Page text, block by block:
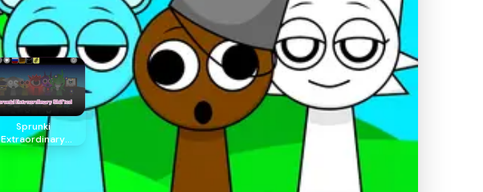
Sprunki
Extraordinary
Shifted